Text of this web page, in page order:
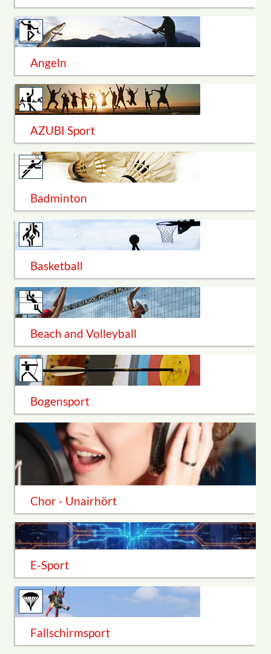
Angeln
AZUBI Sport
Badminton
Basketball
Beach and Volleyball
Bogensport
Chor - Unairhört
E-Sport
Fallschirmsport